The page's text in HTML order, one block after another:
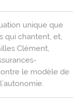
unique que
qui chantent, et,
Clément,
le modèle de